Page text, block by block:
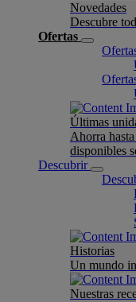
Novedades
Descubre
Ofertas
Últimas
Ahorra
disponibles
Descubrir
Historias
Un mundo
Nuestras